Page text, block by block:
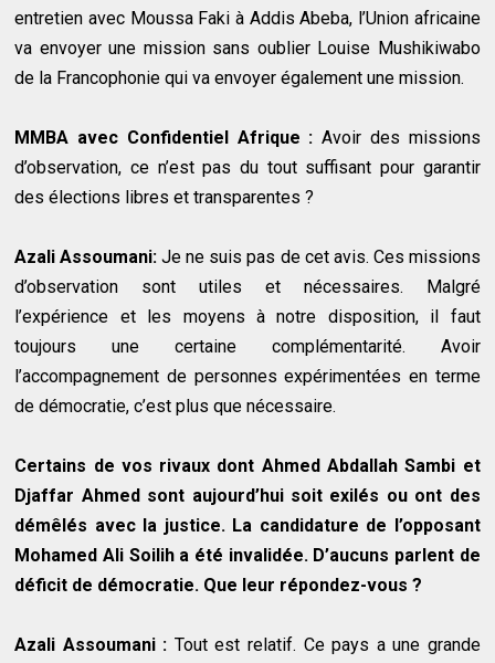
entretien avec Moussa Faki à Addis Abeba, l’Union africaine
va envoyer une mission sans oublier Louise Mushikiwabo
de la Francophonie qui va envoyer également une mission.
MMBA avec Confidentiel Afrique : Avoir des missions
d’observation, ce n’est pas du tout suffisant pour garantir
des élections libres et transparentes ?
Azali Assoumani: Je ne suis pas de cet avis. Ces missions
d’observation sont utiles et nécessaires. Malgré
l’expérience et les moyens à notre disposition, il faut
toujours une certaine complémentarité. Avoir
l’accompagnement de personnes expérimentées en terme
de démocratie, c’est plus que nécessaire.
Certains de vos rivaux dont Ahmed Abdallah Sambi et
Djaffar Ahmed sont aujourd’hui soit exilés ou ont des
démêlés avec la justice. La candidature de l’opposant
Mohamed Ali Soilih a été invalidée. D’aucuns parlent de
déficit de démocratie. Que leur répondez-vous ?
Azali Assoumani : Tout est relatif. Ce pays a une grande